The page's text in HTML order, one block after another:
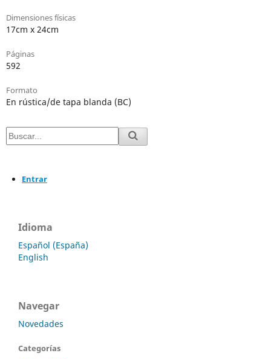
Dimensiones físicas
17cm x 24cm
Páginas
592
Formato
En rústica/de tapa blanda (BC)
Entrar
Idioma
Español (España)
English
Navegar
Novedades
Categorías